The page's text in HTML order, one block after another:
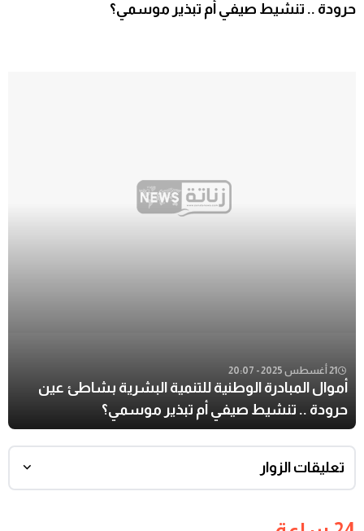
21 أغسطس 2025 - 20:07
أموال المبادرة الوطنية للتنمية البشرية بشاطئ عين
حرودة .. تنشيط صيفي أم تبذير موسمي؟
تعليقات الزوار